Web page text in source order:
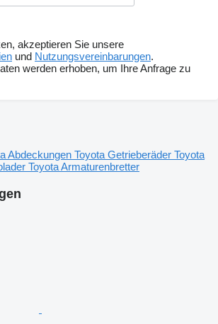
akzeptieren Sie unsere
und Nutzungsvereinbarungen.
werden erhoben, um Ihre Anfrage zu
Abdeckungen Toyota Getrieberäder Toyota
Toyota Armaturenbretter